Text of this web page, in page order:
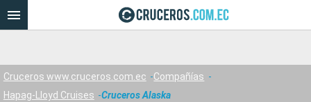
Cruceros www.cruceros.com.ec
Compañías
Hapag-Lloyd Cruises
Cruceros Alaska